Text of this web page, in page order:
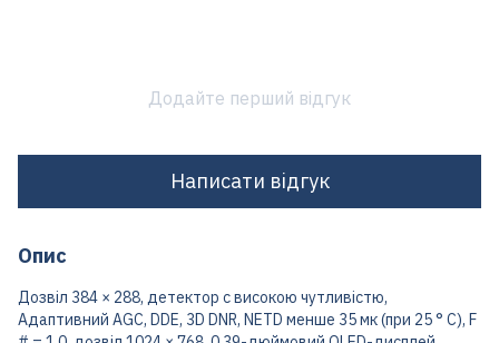
Додайте перший відгук
Написати відгук
Опис
Дозвіл 384 × 288, детектор c високою чутливістю,
Адаптивний AGC, DDE, 3D DNR, NETD менше 35 мк (при 25 ° C), F